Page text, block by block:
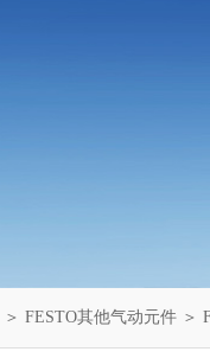
＞ FESTO其他气动元件 ＞